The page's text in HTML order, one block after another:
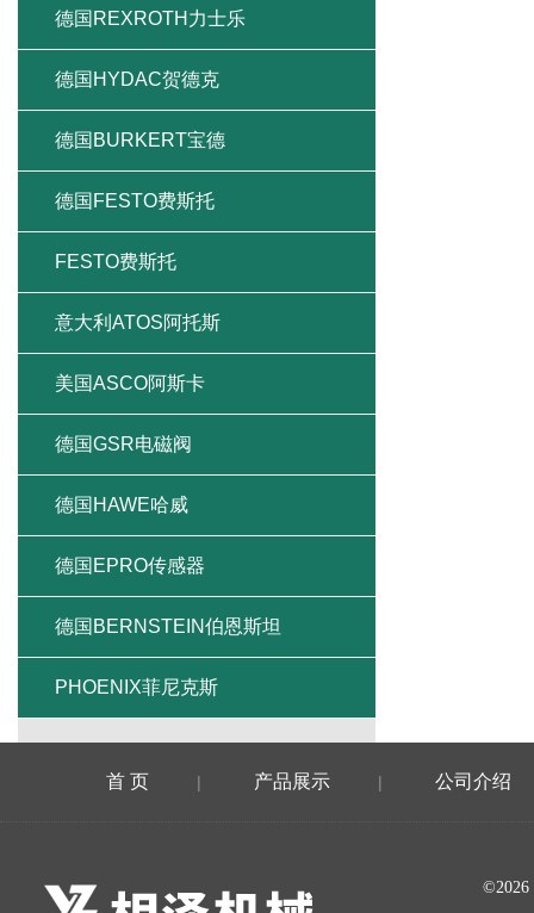
德国REXROTH力士乐
德国HYDAC贺德克
德国BURKERT宝德
德国FESTO费斯托
FESTO费斯托
意大利ATOS阿托斯
美国ASCO阿斯卡
德国GSR电磁阀
德国HAWE哈威
德国EPRO传感器
德国BERNSTEIN伯恩斯坦
PHOENIX菲尼克斯
首 页 | 产品展示 | 公司介绍